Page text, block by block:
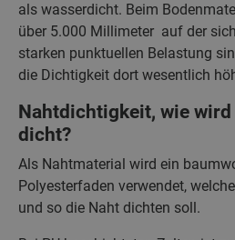
als wasserdicht. Beim
über 5.000 Millimeter auf der
starken punktuellen Belastung
die Dichtigkeit dort wesentlich
Nahtdichtigkeit, wie
dicht?
Als Nahtmaterial wird ein
Polyesterfaden verwendet,
und so die Naht dichten soll.